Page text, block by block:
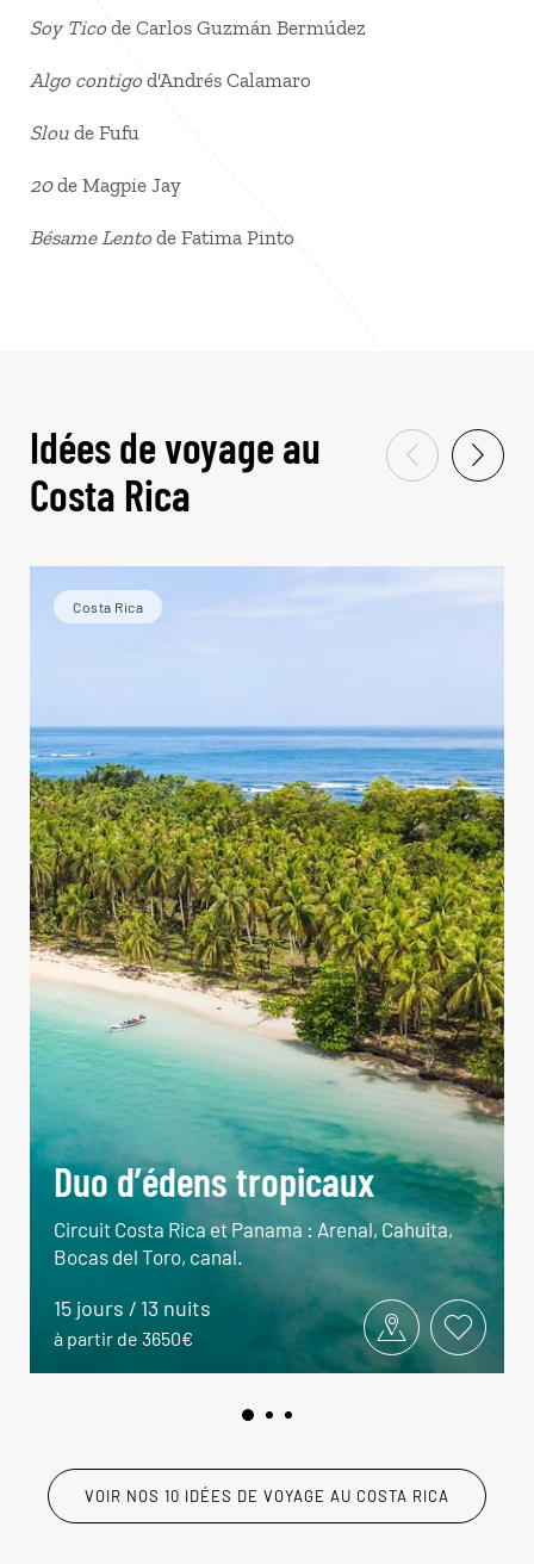
Soy Ticode Carlos Guzmán Bermúdez
Algo contigod'Andrés Calamaro
Slou de Fufu
20de Magpie Jay
Bésame Lentode Fatima Pinto
Idées de voyage au
Costa Rica
Costa Rica
Duo d’édens tropicaux
Circuit Costa Rica et Panama : Arenal, Cahuita,
Bocas del Toro, canal.
15 jours / 13 nuits
à partir de 3650€
VOIR NOS 10 IDÉES DE VOYAGE AU COSTA RICA